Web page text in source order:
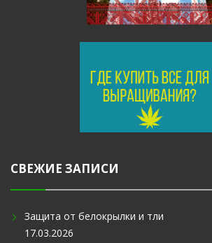
СВЕЖИЕ ЗАПИСИ
Защита от белокрылки и тли
17.03.2026